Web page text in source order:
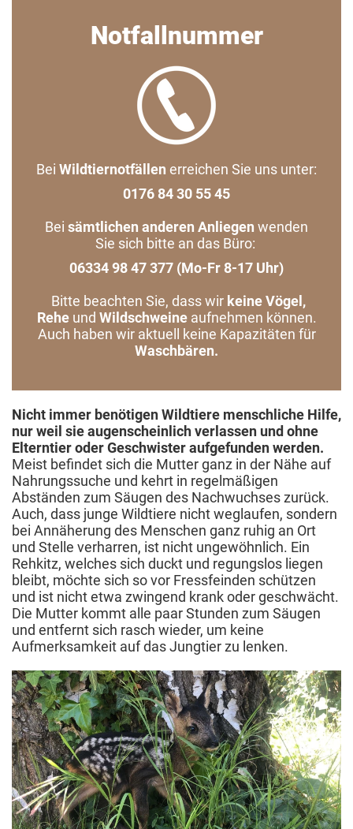
Notfallnummer
Bei Wildtiernotfällen erreichen Sie uns unter:
0176 84 30 55 45
Bei sämtlichen anderen Anliegen wenden
Sie sich bitte an das Büro:
06334 98 47 377 (Mo-Fr 8-17 Uhr)
Bitte beachten Sie, dass wir keine Vögel,
Rehe und Wildschweineaufnehmen können.
Auch haben wir aktuell keine Kapazitäten für
Waschbären.
Nicht immer benötigen Wildtiere menschliche Hilfe,
nur weil sie augenscheinlich verlassen und ohne
Elterntier oder Geschwister aufgefunden werden.
Meist befindet sich die Mutter ganz in der Nähe auf
Nahrungssuche und kehrt in regelmäßigen
Abständen zum Säugen des Nachwuchses zurück.
Auch, dass junge Wildtiere nicht weglaufen, sondern
bei Annäherung des Menschen ganz ruhig an Ort
und Stelle verharren, ist nicht ungewöhnlich. Ein
Rehkitz, welches sich duckt und regungslos liegen
bleibt, möchte sich so vor Fressfeinden schützen
und ist nicht etwa zwingend krank oder geschwächt.
Die Mutter kommt alle paar Stunden zum Säugen
und entfernt sich rasch wieder, um keine
Aufmerksamkeit auf das Jungtier zu lenken.